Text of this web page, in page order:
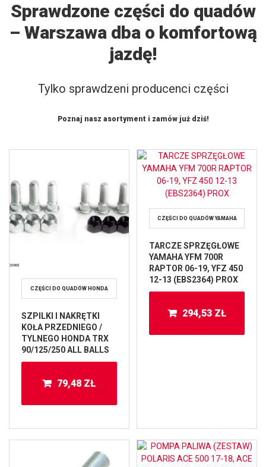
Sprawdzone części do quadów
– Warszawa dba o komfortową
jazdę!
Tylko sprawdzeni producenci części
Poznaj nasz asortyment i zamów już dziś!
CZĘŚCI DO QUADÓW HONDA
SZPILKI I NAKRĘTKI
KOŁA PRZEDNIEGO /
TYLNEGO HONDA TRX
90/125/250 ALL BALLS
79,48 ZŁ
CZĘŚCI DO QUADÓW YAMAHA
TARCZE SPRZĘGŁOWE
YAMAHA YFM 700R
RAPTOR 06-19, YFZ 450
12-13 (EBS2364) PROX
294,53 ZŁ